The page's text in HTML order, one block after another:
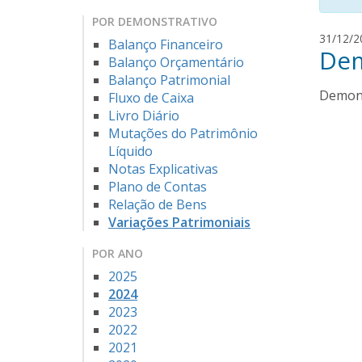
POR DEMONSTRATIVO
Balanço Financeiro
Balanço Orçamentário
Balanço Patrimonial
Fluxo de Caixa
Livro Diário
Mutações do Patrimônio
Líquido
Notas Explicativas
Plano de Contas
Relação de Bens
Variações Patrimoniais
POR ANO
2025
2024
2023
2022
2021
31/12/